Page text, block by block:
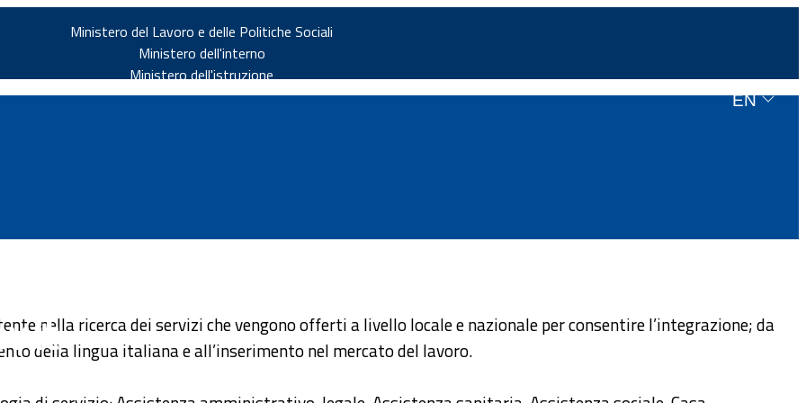
Ministero del Lavoro e delle Politiche Sociali
Ministero dell'interno
Ministero dell'istruzione
EN
nella ricerca dei servizi che vengono offerti a livello locale e nazionale per consentire l’integrazione; da
della lingua italiana e all’inserimento nel mercato del lavoro.